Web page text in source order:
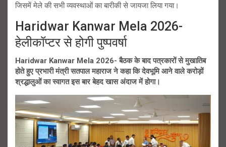
जिसमें मेले की सभी व्यवस्थाओं का बारीकी से जायजा लिया गया।
Haridwar Kanwar Mela 2026-
हेलीकॉप्टर से होगी पुष्पवर्षा
Haridwar Kanwar Mela 2026- बैठक के बाद पत्रकारों से मुखातिब
होते हुए प्रभारी मंत्री सतपाल महाराज ने कहा कि देवभूमि आने वाले करोड़ों
श्रद्धालुओं का स्वागत इस बार बेहद खास अंदाज में होगा।